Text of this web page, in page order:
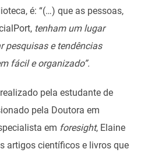
é: “(…) que as pessoas,
tenham um lugar
pesquisas e tendências
fácil e organizado”.
pela estudante de
pela Doutora em
em foresight, Elaine
artigos científicos e livros que